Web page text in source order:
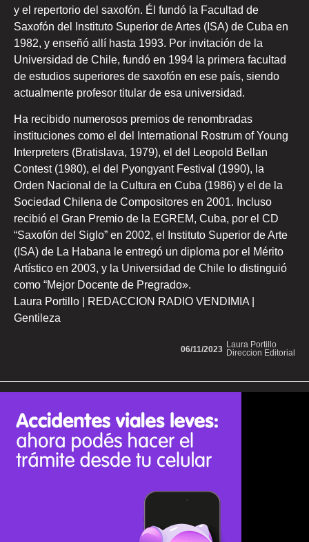
y el repertorio del saxofón. Él fundó la Facultad de
Saxofón del Instituto Superior de Artes (ISA) de Cuba en
1982, y enseñó allí hasta 1993. Por invitación de la
Universidad de Chile, fundó en 1994 la primera facultad
de estudios superiores de saxofón en ese país, siendo
actualmente profesor titular de esa universidad.
Ha recibido numerosos premios de renombradas
instituciones como el del International Rostrum of Young
Interpreters (Bratislava, 1979), el del Leopold Bellan
Contest (1980), el del Pyongyant Festival (1990), la
Orden Nacional de la Cultura en Cuba (1986) y el de la
Sociedad Chilena de Compositores en 2001. Incluso
recibió el Gran Premio de la EGREM, Cuba, por el CD
“Saxofón del Siglo” en 2002, el Instituto Superior de Arte
(ISA) de La Habana le entregó un diploma por el Mérito
Artístico en 2003, y la Universidad de Chile lo distinguió
como “Mejor Docente de Pregrado».
Laura Portillo | REDACCION RADIO VENDIMIA |
Gentileza
Laura Portillo
Direccion Editorial
06/11/2023